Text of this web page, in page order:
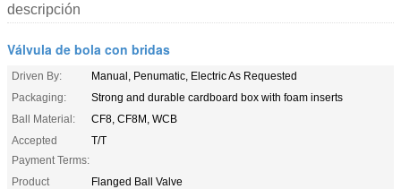
descripción
Válvula de bola con bridas
Driven By:
Manual, Penumatic, Electric As Requested
Packaging:
Strong and durable cardboard box with foam inserts
Ball Material:
CF8, CF8M, WCB
Accepted
Payment Terms:
T/T
Product
Flanged Ball Valve